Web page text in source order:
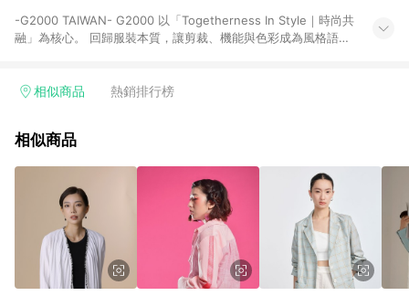
-G2000 TAIWAN- G2000 以「Togetherness In Style｜時尚共
融」為核心。 回歸服裝本質，讓剪裁、機能與色彩成為風格語
從容格調。
相似商品 熱銷排行榜
相似商品